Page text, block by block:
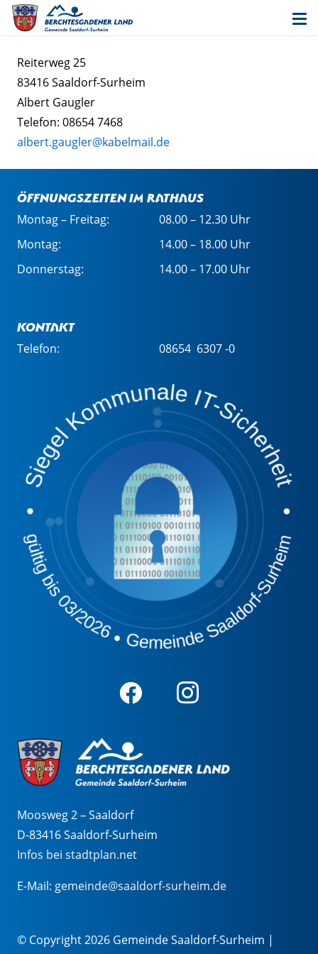
Reiterweg 25
83416 Saaldorf-Surheim
Albert Gaugler
Telefon: 08654 7468
albert.gaugler@kabelmail.de
Öffnungszeiten im Rathaus
Montag – Freitag:
08.00 – 12.30 Uhr
Montag:
14.00 – 18.00 Uhr
Donnerstag:
14.00 – 17.00 Uhr
Kontakt
Telefon: 08654 6307 -0
Moosweg 2 – Saaldorf
D-83416 Saaldorf-Surheim
Infos bei stadtplan.net
E-Mail: gemeinde@saaldorf-surheim.de
© Copyright 2026 Gemeinde Saaldorf-Surheim |